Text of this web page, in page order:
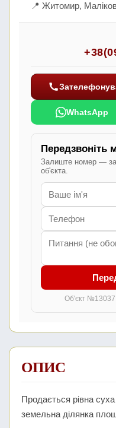
📍 Житомир,
WhatsApp
Передзвоніть
Залиште номер —
об'єкта.
Об'єкт №13037
ОПИС
Продається рівна
земельна ділянка